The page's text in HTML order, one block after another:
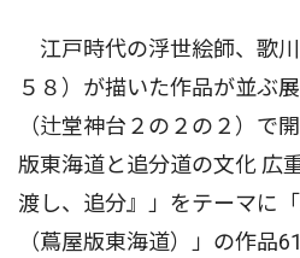
江戸時代の浮世絵師、歌
５８）が描いた作品が並ぶ
（辻堂神台２の２の２）で
版東海道と追分道の文化 広
渡し、追分』」をテーマに
（蔦屋版東海道）」の作品